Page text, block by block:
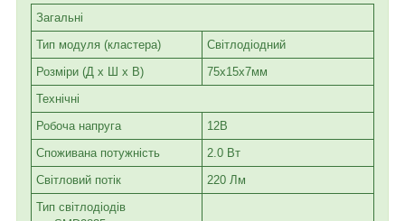
Загальні
Тип модуля (кластера)
Світлодіодний
Розміри (Д х Ш х В)
75х15х7мм
Технічні
Робоча напруга
12В
Споживана потужність
2.0 Вт
Світловий потік
220 Лм
Тип світлодіодів